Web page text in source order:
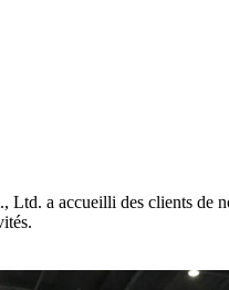
Ltd. a accueilli des clients